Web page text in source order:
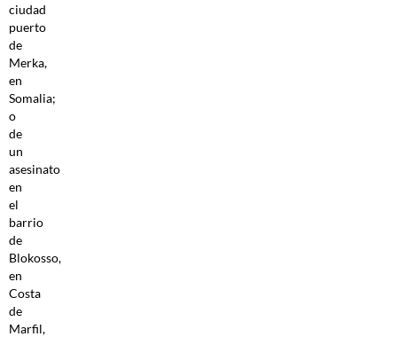
ciudad
puerto
de
Merka,
en
Somalia;
o
de
un
asesinato
en
el
barrio
de
Blokosso,
en
Costa
de
Marfil,